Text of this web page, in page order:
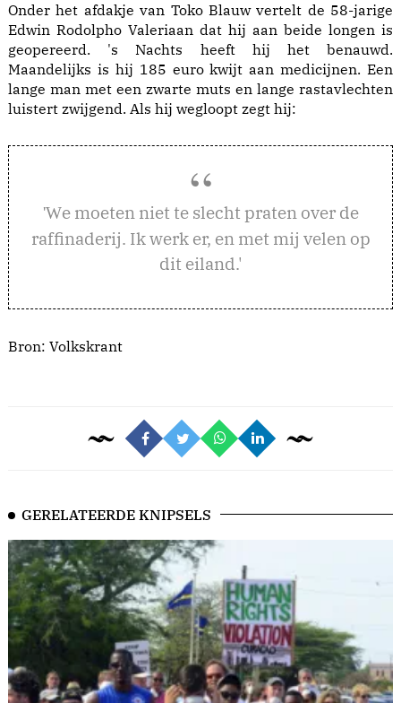
Onder het afdakje van Toko Blauw vertelt de 58-jarige
Edwin Rodolpho Valeriaan dat hij aan beide longen is
geopereerd. 's Nachts heeft hij het benauwd.
Maandelijks is hij 185 euro kwijt aan medicijnen. Een
lange man met een zwarte muts en lange rastavlechten
luistert zwijgend. Als hij wegloopt zegt hij:
'We moeten niet te slecht praten over de
raffinaderij. Ik werk er, en met mij velen op
dit eiland.'
Bron: Volkskrant
GERELATEERDE KNIPSELS